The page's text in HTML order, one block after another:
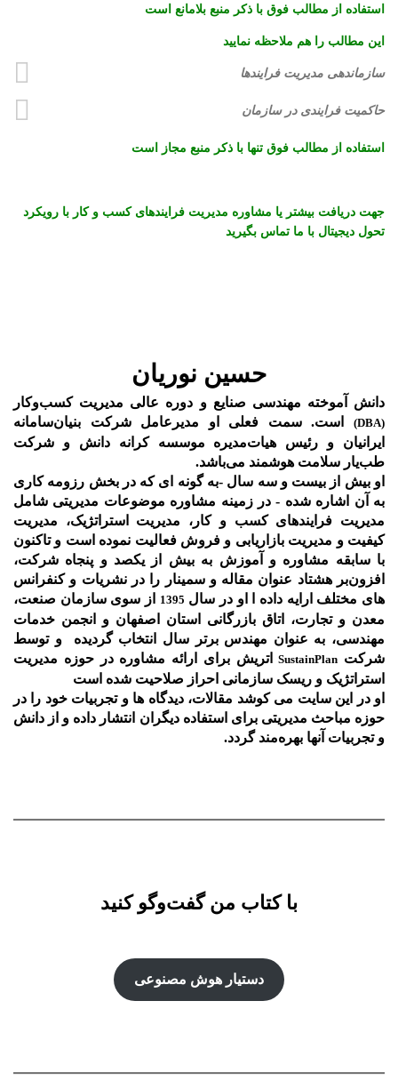
استفاده از مطالب فوق با ذکر منبع بلامانع است
این مطالب را هم ملاحظه نمایید
سازماندهی مدیریت فرایندها
حاکمیت فرایندی در سازمان
استفاده از مطالب فوق تنها با ذکر منبع مجاز است
جهت دریافت بیشتر یا مشاوره مدیریت فرایندهای کسب و کار با رویکرد
تحول دیجیتال با ما تماس بگیرید
حسین نوریان
دانش آموخته مهندسی صنایع و دوره عالی مدیریت کسب‌و‌کار
(DBA)
است. سمت فعلی او مدیرعامل شرکت بنیان‌سامانه
ایرانیان و رئیس هیات‌مدیره موسسه کرانه دانش و شرکت
طب‌یار سلامت هوشمند می‌باشد.
او بیش از بیست و سه سال -به گونه ای که در بخش رزومه کاری
به آن اشاره شده - در زمینه مشاوره موضوعات مدیریتی شامل
مدیریت فرایندهای کسب و کار، مدیریت استراتژیک، مدیریت
کیفیت و مدیریت بازاریابی و فروش فعالیت نموده است و تاکنون
با سابقه مشاوره و آموزش به بیش از یکصد و پنجاه شرکت،
افزون‌بر هشتاد عنوان مقاله و سمینار را در نشریات و کنفرانس
های مختلف ارایه داده ا او در سال 1395
از سوی سازمان صنعت،
معدن و تجارت، اتاق بازرگانی استان اصفهان و انجمن خدمات
مهندسی، به عنوان مهندس برتر سال انتخاب گردیده و توسط
شرکت SustainPlanاتریش برای ارائه مشاوره در حوزه مدیریت
استراتژیک و ریسک سازمانی احراز صلاحیت شده است
او در این سایت می کوشد مقالات، دیدگاه ها و تجربیات خود را در
حوزه مباحث مدیریتی برای استفاده دیگران انتشار داده و از دانش
و تجربیات آنها بهره‌مند گردد.
با کتاب من گفت‌‌وگو کنید
دستیار هوش‌ مصنوعی